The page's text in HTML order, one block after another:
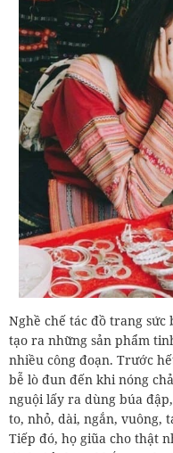
Nghề chế tác đồ trang
tạo ra những sản phẩm
nhiều công đoạn. Trước
bễ lò đun đến khi nóng
nguội lấy ra dùng búa
to, nhỏ, dài, ngắn, vuông,
Tiếp đó, họ giũa cho thật